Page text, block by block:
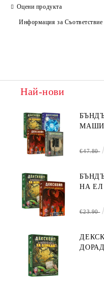
Оцени продукта
Информация за Съответствие
Най-нови
€47.80
НА ЕЛ
€23.90